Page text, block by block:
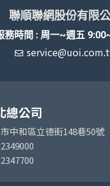
聯順聯網股份有限
務時間 : 周一~週五
總公司
中和區立德街148巷50號